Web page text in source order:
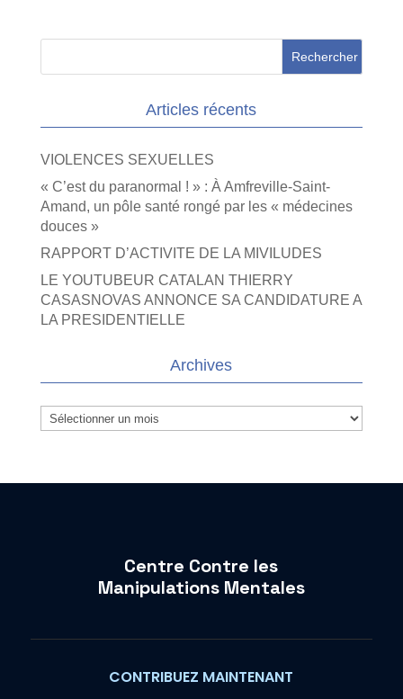
Articles récents
VIOLENCES SEXUELLES
« C’est du paranormal ! » : À Amfreville-Saint-
Amand, un pôle santé rongé par les « médecines
douces »
RAPPORT D’ACTIVITE DE LA MIVILUDES
LE YOUTUBEUR CATALAN THIERRY
CASASNOVAS ANNONCE SA CANDIDATURE A
LA PRESIDENTIELLE
Archives
Archives
Centre Contre les
Manipulations Mentales
CONTRIBUEZ MAINTENANT